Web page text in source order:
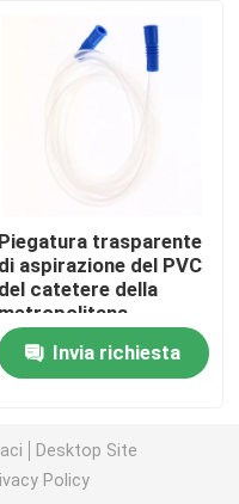
Piegatura trasparente
di aspirazione del PVC
del catetere della
metropolitana
eliminabile di infusione
Invia richiesta
Desktop Site
Policy